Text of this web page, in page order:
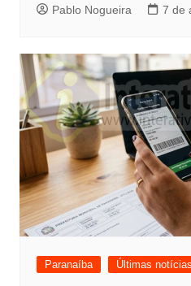
Pablo Nogueira 7 de
Paranaíba Últimas notícias